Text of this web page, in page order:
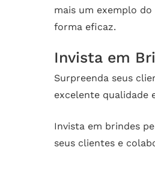
mais um exemplo
forma eficaz.
Invista em
Surpreenda seus
excelente qualidade
Invista em brindes
seus clientes e